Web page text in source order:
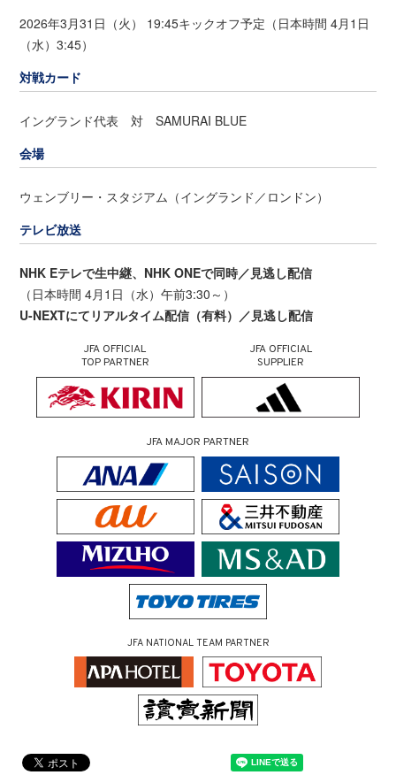
2026年3月31日（火） 19:45キックオフ予定（日本時間 4月1日
（水）3:45）
対戦カード
イングランド代表 対 SAMURAI BLUE
会場
ウェンブリー・スタジアム（イングランド／ロンドン）
テレビ放送
NHK Eテレで生中継、NHK ONEで同時／見逃し配信
（日本時間 4月1日（水）午前3:30～）
U-NEXTにてリアルタイム配信（有料）／見逃し配信
JFA OFFICIAL
TOP PARTNER
JFA OFFICIAL
SUPPLIER
JFA MAJOR PARTNER
JFA NATIONAL TEAM PARTNER